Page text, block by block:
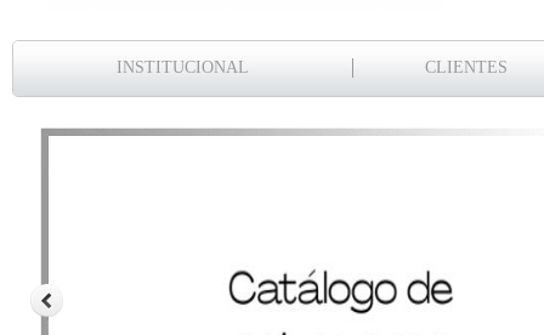
INSTITUCIONAL CLIENTES